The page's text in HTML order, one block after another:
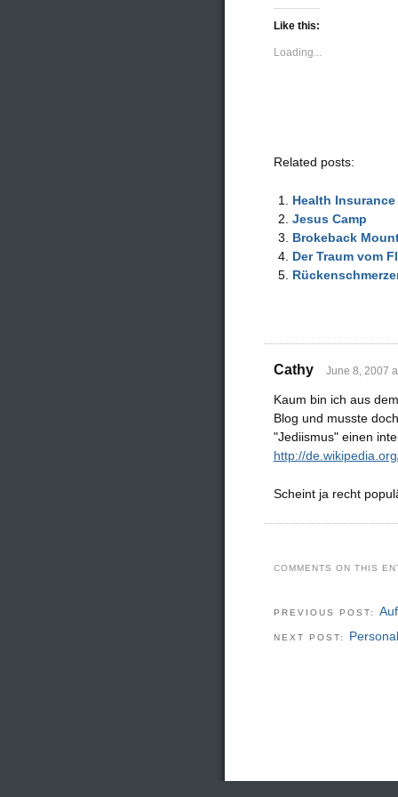
Twitter
(Opens
new
window)
Like this:
Loading...
Related posts:
Health Insurance
Jesus Camp
Brokeback
Der Traum vom
Cathy June 8, 2007
Kaum bin ich aus
Blog und musste
"Jediismus" einen
http://
Scheint ja recht
COMMENTS ON THIS
PREVIOUS POST:
NEXT POST: